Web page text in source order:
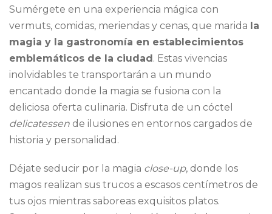
Sumérgete en una experiencia mágica con
vermuts, comidas, meriendas y cenas, que marida la
magia y la gastronomía en establecimientos
emblemáticos de la ciudad. Estas vivencias
inolvidables te transportarán a un mundo
encantado donde la magia se fusiona con la
deliciosa oferta culinaria. Disfruta de un cóctel
delicatessen de ilusiones en entornos cargados de
historia y personalidad.
Déjate seducir por la magia close-up, donde los
magos realizan sus trucos a escasos centímetros de
tus ojos mientras saboreas exquisitos platos.